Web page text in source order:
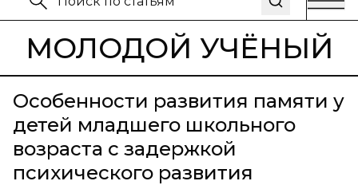
МОЛОДОЙ УЧЁНЫЙ
Особенности развития памяти у
детей младшего школьного
возраста с задержкой
психического развития